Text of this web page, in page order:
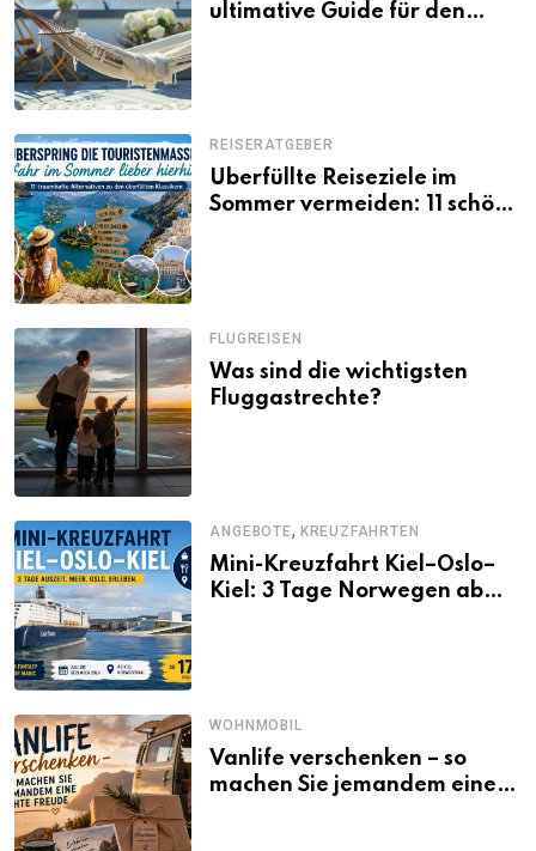
ultimative Guide für den
REISERATGEBER
Überfüllte Reiseziele im
Sommer vermeiden: 11 schöne
FLUGREISEN
Was sind die wichtigsten
Fluggastrechte?
ANGEBOTE, KREUZFAHRTEN
Mini-Kreuzfahrt Kiel–Oslo–
Kiel: 3 Tage Norwegen ab
WOHNMOBIL
Vanlife verschenken – so
machen Sie jemandem eine